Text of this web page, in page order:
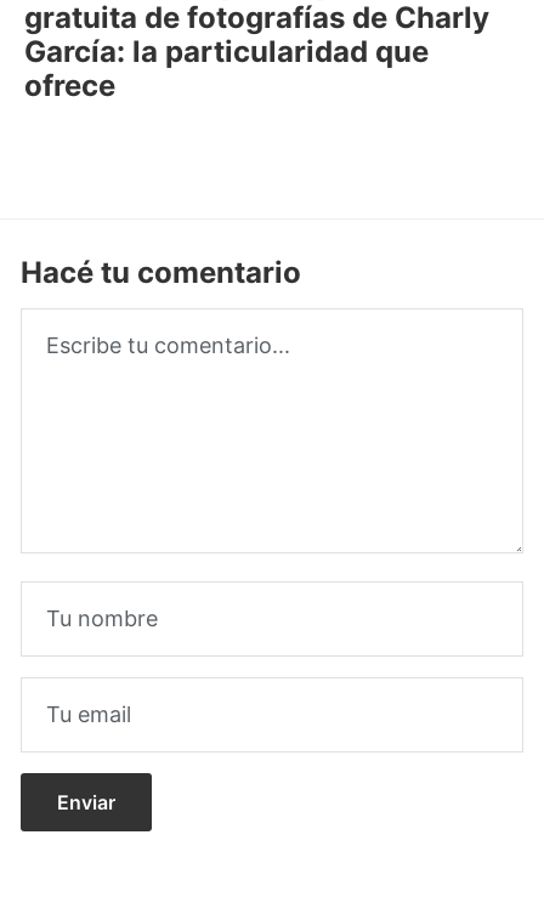
gratuita de fotografías de Charly
García: la particularidad que
ofrece
Hacé tu comentario